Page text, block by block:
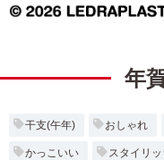
年
干支(午年) おしゃれ
かっこいい スタイリッ